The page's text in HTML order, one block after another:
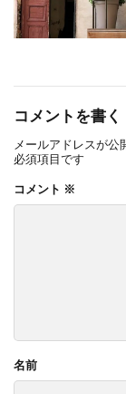
コメントを書く
メールアドレスが公
必須項目です
コメント ※
名前